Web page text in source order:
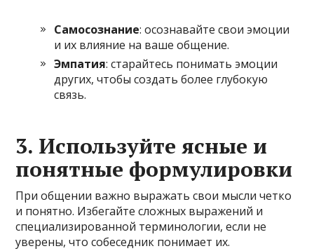
Самосознание: осознавайте свои эмоции
и их влияние на ваше общение.
Эмпатия: старайтесь понимать эмоции
других, чтобы создать более глубокую
связь.
3. Используйте ясные и
понятные формулировки
При общении важно выражать свои мысли четко
и понятно. Избегайте сложных выражений и
специализированной терминологии, если не
уверены, что собеседник понимает их.